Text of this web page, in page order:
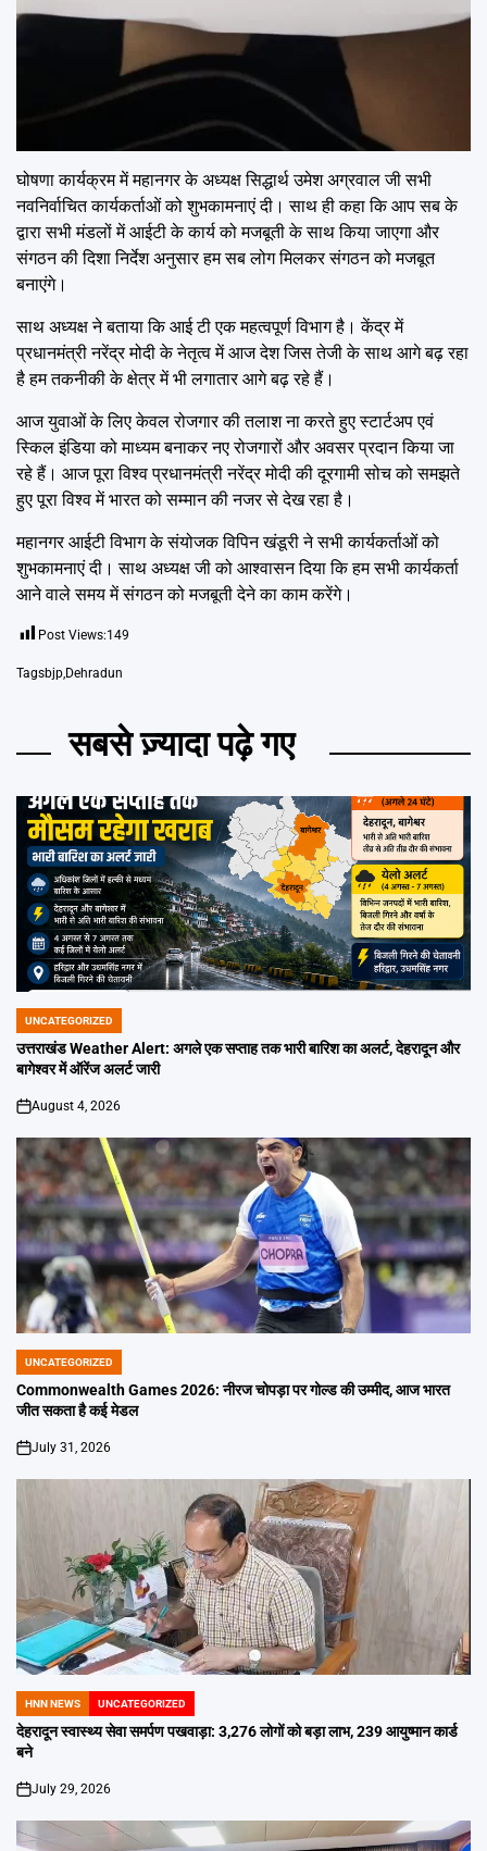
घोषणा कार्यक्रम में महानगर के अध्यक्ष सिद्धार्थ उमेश अग्रवाल जी सभी
नवनिर्वाचित कार्यकर्ताओं को शुभकामनाएं दी। साथ ही कहा कि आप सब के
द्वारा सभी मंडलों में आईटी के कार्य को मजबूती के साथ किया जाएगा और
संगठन की दिशा निर्देश अनुसार हम सब लोग मिलकर संगठन को मजबूत
बनाएंगे।
साथ अध्यक्ष ने बताया कि आई टी एक महत्वपूर्ण विभाग है। केंद्र में
प्रधानमंत्री नरेंद्र मोदी के नेतृत्व में आज देश जिस तेजी के साथ आगे बढ़ रहा
है हम तकनीकी के क्षेत्र में भी लगातार आगे बढ़ रहे हैं।
आज युवाओं के लिए केवल रोजगार की तलाश ना करते हुए स्टार्टअप एवं
स्किल इंडिया को माध्यम बनाकर नए रोजगारों और अवसर प्रदान किया जा
रहे हैं। आज पूरा विश्व प्रधानमंत्री नरेंद्र मोदी की दूरगामी सोच को समझते
हुए पूरा विश्व में भारत को सम्मान की नजर से देख रहा है।
महानगर आईटी विभाग के संयोजक विपिन खंडूरी ने सभी कार्यकर्ताओं को
शुभकामनाएं दी। साथ अध्यक्ष जी को आश्वासन दिया कि हम सभी कार्यकर्ता
आने वाले समय में संगठन को मजबूती देने का काम करेंगे।
Post Views:149
Tagsbjp,Dehradun
सबसे ज़्यादा पढ़े गए
POSTED
IN
UNCATEGORIZED
उत्तराखंड Weather Alert: अगले एक सप्ताह तक भारी बारिश का अलर्ट, देहरादून और
बागेश्वर में ऑरेंज अलर्ट जारी
on
August 4, 2026
POSTED
IN
UNCATEGORIZED
Commonwealth Games 2026: नीरज चोपड़ा पर गोल्ड की उम्मीद, आज भारत
जीत सकता है कई मेडल
on
July 31, 2026
POSTED
IN
HNN NEWS UNCATEGORIZED
देहरादून स्वास्थ्य सेवा समर्पण पखवाड़ा: 3,276 लोगों को बड़ा लाभ, 239 आयुष्मान कार्ड
बने
on
July 29, 2026